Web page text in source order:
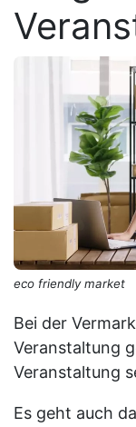
eco friendly market
Bei der
Veranstaltung
Veranstaltung
Es geht auch